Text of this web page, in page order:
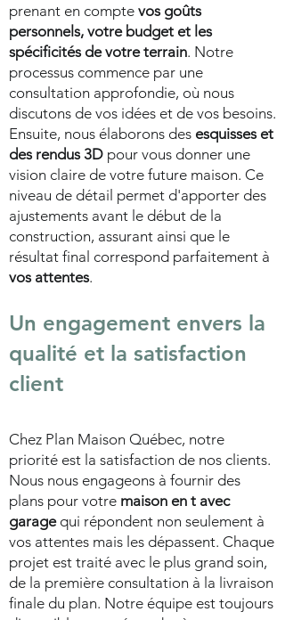
prenant en compte vos goûts
personnels, votre budget et les
spécificités de votre terrain. Notre
processus commence par une
consultation approfondie, où nous
discutons de vos idées et de vos besoins.
Ensuite, nous élaborons des esquisses et
des rendus 3D pour vous donner une
vision claire de votre future maison. Ce
niveau de détail permet d'apporter des
ajustements avant le début de la
construction, assurant ainsi que le
résultat final correspond parfaitement à
vos attentes.
Un engagement envers la
qualité et la satisfaction
client
Chez Plan Maison Québec, notre
priorité est la satisfaction de nos clients.
Nous nous engageons à fournir des
plans pour votre maison en t avec
garagequi répondent non seulement à
vos attentes mais les dépassent. Chaque
projet est traité avec le plus grand soin,
de la première consultation à la livraison
finale du plan. Notre équipe est toujours